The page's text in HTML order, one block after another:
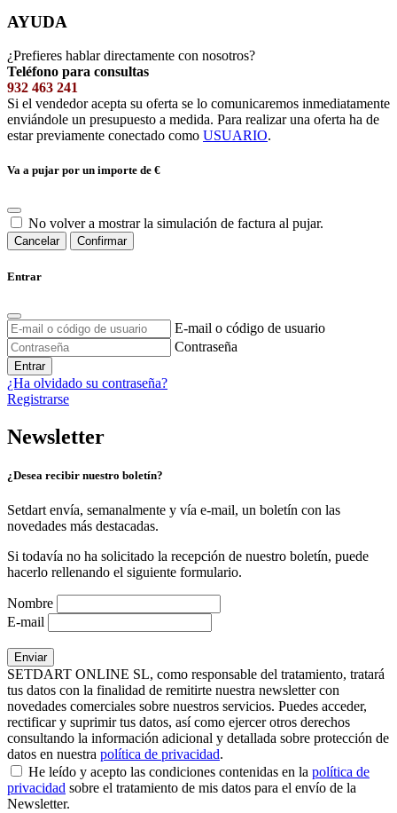
AYUDA
¿Prefieres hablar directamente con nosotros?
Teléfono para consultas
932 463 241
Si el vendedor acepta su oferta se lo comunicaremos inmediatamente
enviándole un presupuesto a medida. Para realizar una oferta ha de
estar previamente conectado como USUARIO.
Va a pujar por un importe de €
No volver a mostrar la simulación de factura al pujar.
Cancelar Confirmar
Entrar
E-mail o código de usuario
Contraseña
Entrar
¿Ha olvidado su contraseña?
Registrarse
Newsletter
¿Desea recibir nuestro boletín?
Setdart envía, semanalmente y vía e-mail, un boletín con las
novedades más destacadas.
Si todavía no ha solicitado la recepción de nuestro boletín, puede
hacerlo rellenando el siguiente formulario.
Nombre
E-mail
SETDART ONLINE SL, como responsable del tratamiento, tratará
tus datos con la finalidad de remitirte nuestra newsletter con
novedades comerciales sobre nuestros servicios. Puedes acceder,
rectificar y suprimir tus datos, así como ejercer otros derechos
consultando la información adicional y detallada sobre protección de
datos en nuestra política de privacidad.
He leído y acepto las condiciones contenidas en la política de
privacidad sobre el tratamiento de mis datos para el envío de la
Newsletter.